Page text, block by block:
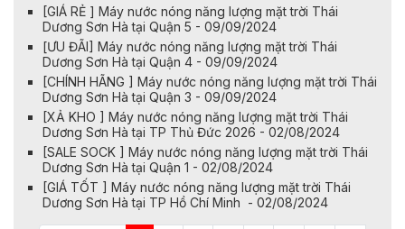
[GIÁ RẺ ] Máy nước nóng năng lượng mặt trời Thái
Dương Sơn Hà tại Quận 5 - 09/09/2024
[ƯU ĐÃI] Máy nước nóng năng lượng mặt trời Thái
Dương Sơn Hà tại Quận 4 - 09/09/2024
[CHÍNH HÃNG ] Máy nước nóng năng lượng mặt trời Thái
Dương Sơn Hà tại Quận 3 - 09/09/2024
[XẢ KHO ] Máy nước nóng năng lượng mặt trời Thái
Dương Sơn Hà tại TP Thủ Đức 2026 - 02/08/2024
[SALE SOCK ] Máy nước nóng năng lượng mặt trời Thái
Dương Sơn Hà tại Quận 1 - 02/08/2024
[GIÁ TỐT ] Máy nước nóng năng lượng mặt trời Thái
Dương Sơn Hà tại TP Hồ Chí Minh - 02/08/2024